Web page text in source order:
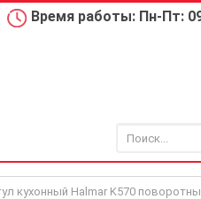
Время работы: Пн-Пт:
кухонный Halmar K570